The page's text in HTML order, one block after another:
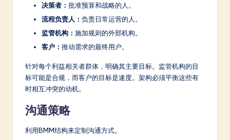
决策者： 批准预算和战略的人。
流程负责人： 负责日常运营的人。
监管机构： 施加规则的外部机构。
客户： 推动需求的最终用户。
针对每个利益相关者群体，明确其主要目标。监管机构的目
标可能是合规，而客户的目标是速度。架构必须平衡这些有
时相互冲突的动机。
沟通策略
利用BMM结构来定制沟通方式。